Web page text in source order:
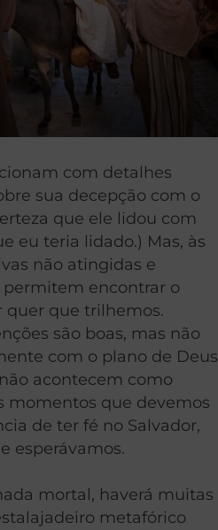
com detalhes
sua decepção com o
que ele lidou com
eu teria lidado.) Mas, às
não atingidas e
encontrar o
quer que trilhemos.
são boas, mas não
com o plano de Deus
acontecem como
momentos que devemos
de ter fé no Salvador,
esperávamos.
mortal, haverá muitas
metafórico